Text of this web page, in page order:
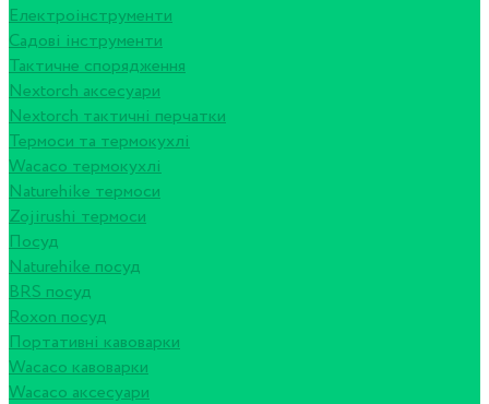
Електроінструменти
Садові інструменти
Тактичне спорядження
Nextorch аксесуари
Nextorch тактичні перчатки
Термоси та термокухлі
Wacaco термокухлі
Naturehike термоси
Zojirushi термоси
Посуд
Naturehike посуд
BRS посуд
Roxon посуд
Портативні кавоварки
Wacaco кавоварки
Wacaco аксесуари